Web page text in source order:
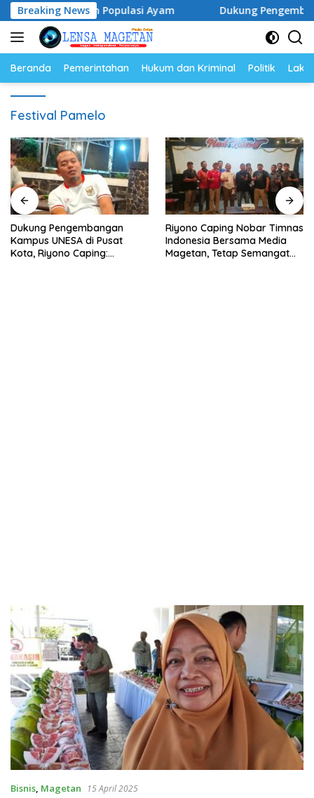
Langsung
ke
konten
Breaking News
dan Populasi Ayam Dukung Pengembangan
Beranda Pemerintahan Hukum dan Kriminal Politik
Festival Pamelo
Dukung Pengembangan
Kampus UNESA di Pusat
Kota, Riyono Caping:
Riyono Caping Nobar Timnas
Indonesia Bersama Media
Magetan, Tetap Semangat
Bisnis, Magetan 15 April 2025